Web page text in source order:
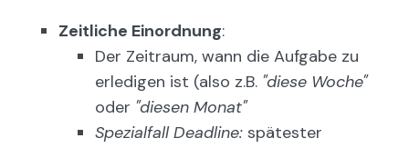
Zeitliche Einordnung:
Der Zeitraum, wann die Aufgabe zu
erledigen ist (also z.B. "diese Woche"
oder "diesen Monat"
Spezialfall Deadline: spätester